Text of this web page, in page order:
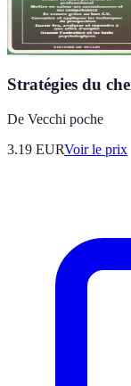
Stratégies du
De Vecchi poche
3.19 EURVoir le prix